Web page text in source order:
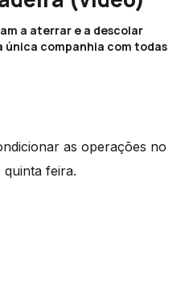
a aterrar e a descolar
única companhia com todas
as operações no
feira.